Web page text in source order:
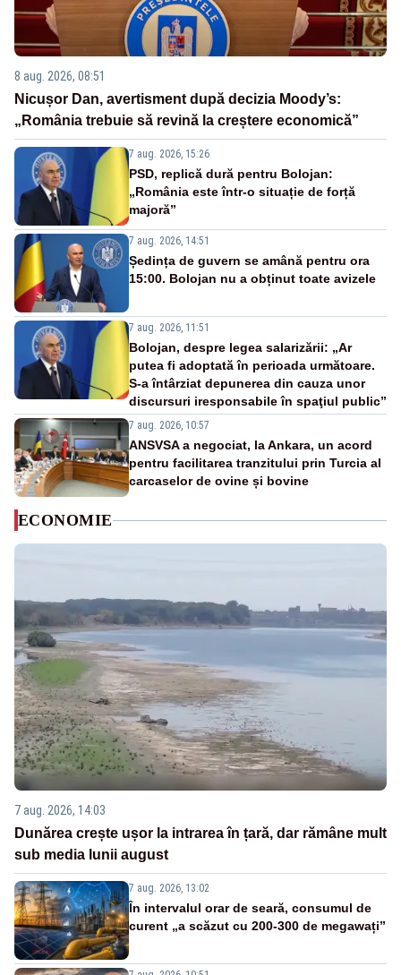
8 aug. 2026, 08:51
Nicușor Dan, avertisment după decizia Moody’s:
„România trebuie să revină la creștere economică”
7 aug. 2026, 15:26
PSD, replică dură pentru Bolojan:
„România este într-o situație de forță
majoră”
7 aug. 2026, 14:51
Ședința de guvern se amână pentru ora
15:00. Bolojan nu a obținut toate avizele
7 aug. 2026, 11:51
Bolojan, despre legea salarizării: „Ar
putea fi adoptată în perioada următoare.
S-a întârziat depunerea din cauza unor
discursuri iresponsabile în spaţiul public”
7 aug. 2026, 10:57
ANSVSA a negociat, la Ankara, un acord
pentru facilitarea tranzitului prin Turcia al
carcaselor de ovine și bovine
ECONOMIE
7 aug. 2026, 14:03
Dunărea crește ușor la intrarea în țară, dar rămâne mult
sub media lunii august
7 aug. 2026, 13:02
În intervalul orar de seară, consumul de
curent „a scăzut cu 200-300 de megawați”